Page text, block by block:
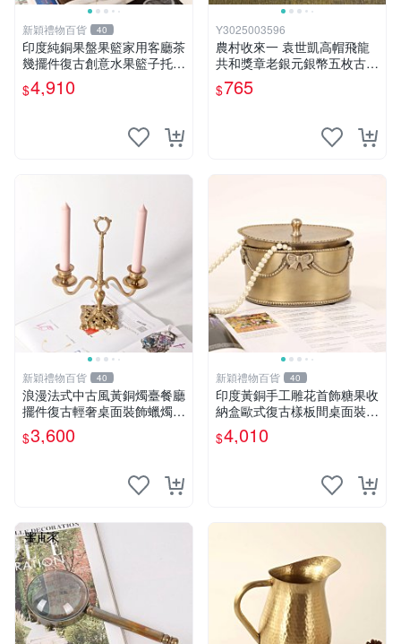
新穎禮物百貨 40
印度純銅果盤果籃家用客廳茶
幾擺件復古創意水果籃子托盤
擺件
$4,910
Y3025003596
農村收來一 袁世凱高帽飛龍
共和獎章老銀元銀幣五枚古董
收藏品 MZ21
$765
新穎禮物百貨 40
浪漫法式中古風黃銅燭臺餐廳
擺件復古輕奢桌面裝飾蠟燭臺
擺件
$3,600
新穎禮物百貨 40
印度黃銅手工雕花首飾糖果收
納盒歐式復古樣板間桌面裝飾
擺件
$4,010